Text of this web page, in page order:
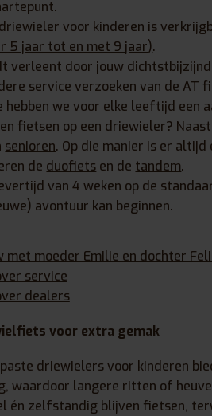
voor kinderen is
5 jaar tot en met 9 jaar).
verleent door jouw
service verzoeken van de AT
hebben we voor elke leeftijd een
fietsen op een driewieler?
senioren. Op die manier is er
de duofiets en de tandem.
van 4 weken op de
avontuur kan beginnen.
met moeder Emilie en dochter
service
dealers
voor extra gemak
driewielers voor kinderen
waardoor langere ritten of
én zelfstandig blijven fietsen,